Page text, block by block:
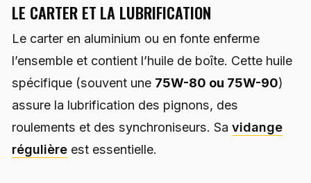
LE CARTER ET LA LUBRIFICATION
Le carter en aluminium ou en fonte enferme
l’ensemble et contient l’huile de boîte. Cette huile
spécifique (souvent une 75W-80 ou 75W-90)
assure la lubrification des pignons, des
roulements et des synchroniseurs. Sa vidange
régulière est essentielle.